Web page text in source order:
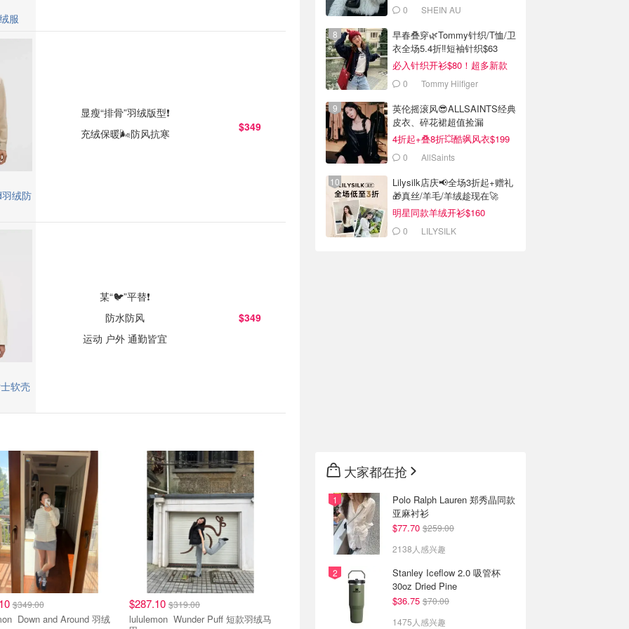
服
绒防
显瘦“排骨”羽绒版型❗️
充绒保暖🌬️防风抗寒
$349
软壳
某“🐦”平替❗️
防水防风
运动 户外 通勤皆宜
$349
$349.00
羽绒
$287.10 $319.00
lululemon Wunder Puff 短款羽绒马
0 SHEIN AU
早春叠穿🌿Tommy针织/T恤/卫
衣全场5.4折‼️短袖针织$63
必入针织开衫$80！超多新款
0 Tommy Hilfiger
英伦摇滚风😎ALLSAINTS经典
皮衣、碎花裙超值捡漏
4折起+叠8折💥酷飒风衣$199
0 AllSaints
Lilysilk店庆📢全场3折起+赠礼
🎁真丝/羊毛/羊绒趁现在🚀
明星同款羊绒开衫$160
0 LILYSILK
大家都在抢
Polo Ralph Lauren 郑秀晶同款
亚麻衬衫
$77.70 $259.00
2138人感兴趣
Stanley Iceflow 2.0 吸管杯
30oz Dried Pine
$36.75 $70.00
1475人感兴趣